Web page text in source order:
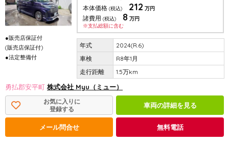
●販売店保証付
(販売店保証付)
●法定整備付
本体価格 (税込) 212 万円
諸費用 (税込) 8 万円
※支払総額に含む
2024(R.6)
R8年1月
1.5万km
勇払郡安平町 株式会社 Myu（ミュー）
お気に入りに
登録する
車両の詳細を見る
メール問合せ 無料電話